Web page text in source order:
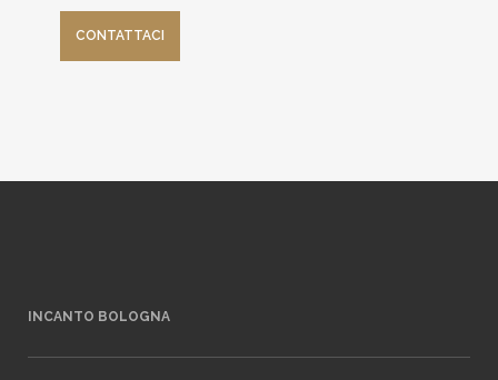
CONTATTACI
INCANTO BOLOGNA